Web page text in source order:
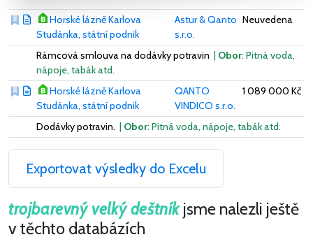
Horské lázně Karlova
Studánka, státní podnik
Astur & Qanto
s.r.o.
Neuvedena
Rámcová smlouva na dodávky potravin | Obor: Pitná voda,
nápoje, tabák atd.
Horské lázně Karlova
Studánka, státní podnik
QANTO
VINDICO s.r.o.
1 089 000 Kč
Dodávky potravin. | Obor: Pitná voda, nápoje, tabák atd.
Exportovat výsledky do Excelu
trojbarevný velký deštníkjsme nalezli ještě
v těchto databázích